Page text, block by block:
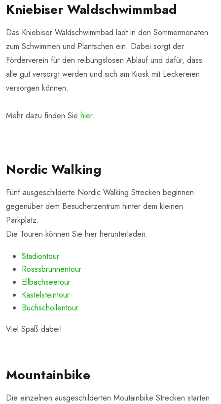
Kniebiser Waldschwimmbad
Das Kniebiser Waldschwimmbad lädt in den Sommermonaten
zum Schwimmen und Plantschen ein. Dabei sorgt der
Förderverein für den reibungslosen Ablauf und dafür, dass
alle gut versorgt werden und sich am Kiosk mit Leckereien
versorgen können.
Mehr dazu finden Sie hier.
Nordic Walking
Fünf ausgeschilderte Nordic Walking Strecken beginnen
gegenüber dem Besucherzentrum hinter dem kleinen
Parkplatz.
Die Touren können Sie hier herunterladen.
Stadiontour
Rosssbrunnentour
Ellbachseetour
Kastelsteintour
Buchschollentour
Viel Spaß dabei!
Mountainbike
Die einzelnen ausgeschilderten Moutainbike Strecken starten